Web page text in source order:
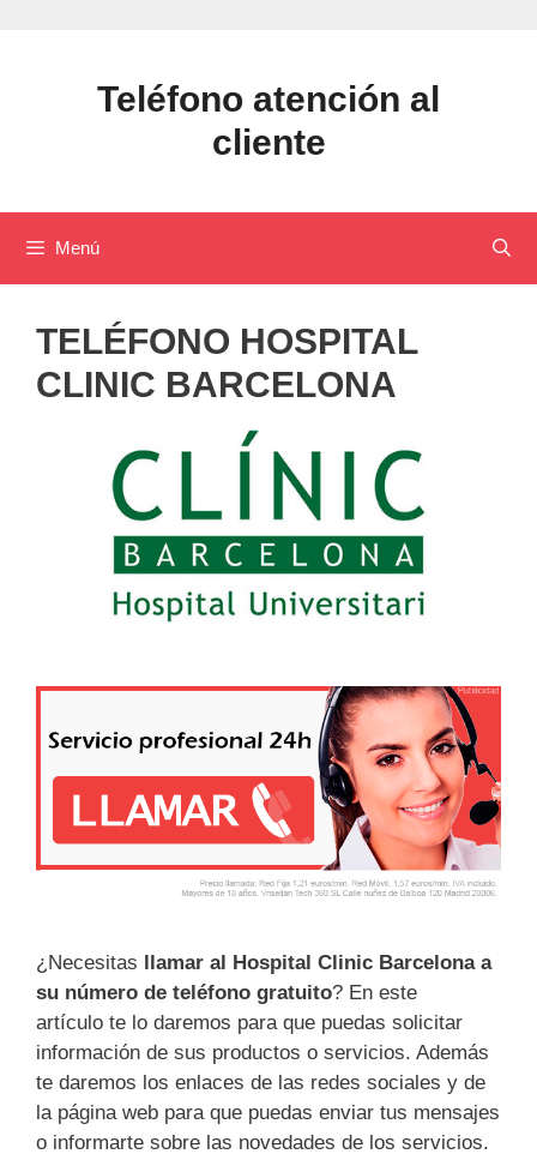
Teléfono atención al
cliente
Menú
TELÉFONO HOSPITAL
CLINIC BARCELONA
¿Necesitas llamar al Hospital Clinic Barcelona a
su número de teléfono gratuito? En este
artículo te lo daremos para que puedas solicitar
información de sus productos o servicios. Además
te daremos los enlaces de las redes sociales y de
la página web para que puedas enviar tus mensajes
o informarte sobre las novedades de los servicios.